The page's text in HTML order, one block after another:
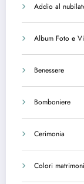
Addio al
Album Foto e
Benessere
Bomboniere
Cerimonia
Colori